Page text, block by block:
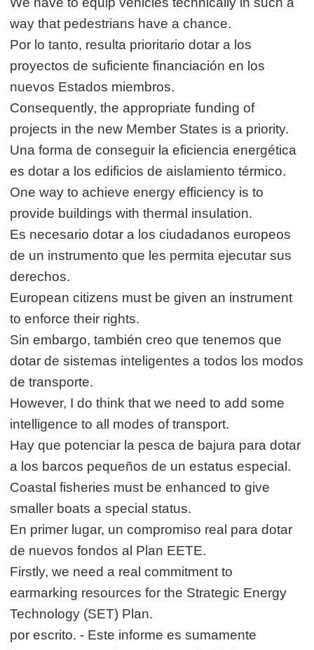
way that pedestrians have a chance.
Por lo tanto, resulta prioritario dotar a los
proyectos de suficiente financiación en los
nuevos Estados miembros.
Consequently, the appropriate funding of
projects in the new Member States is a priority.
Una forma de conseguir la eficiencia energética
es dotar a los edificios de aislamiento térmico.
One way to achieve energy efficiency is to
provide buildings with thermal insulation.
Es necesario dotar a los ciudadanos europeos
de un instrumento que les permita ejecutar sus
derechos.
European citizens must be given an instrument
to enforce their rights.
Sin embargo, también creo que tenemos que
dotar de sistemas inteligentes a todos los modos
de transporte.
However, I do think that we need to add some
intelligence to all modes of transport.
Hay que potenciar la pesca de bajura para dotar
a los barcos pequeños de un estatus especial.
Coastal fisheries must be enhanced to give
smaller boats a special status.
En primer lugar, un compromiso real para dotar
de nuevos fondos al Plan EETE.
Firstly, we need a real commitment to
earmarking resources for the Strategic Energy
Technology (SET) Plan.
por escrito. - Este informe es sumamente